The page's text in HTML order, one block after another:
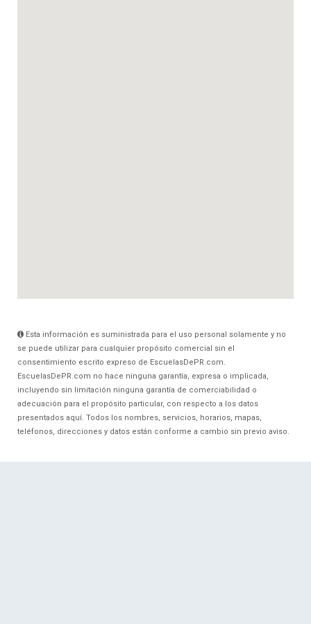
Esta información es suministrada para el uso personal solamente y no
se puede utilizar para cualquier propósito comercial sin el
consentimiento escrito expreso de EscuelasDePR.com.
EscuelasDePR.com no hace ninguna garantía, expresa o implicada,
incluyendo sin limitación ninguna garantía de comerciabilidad o
adecuación para el propósito particular, con respecto a los datos
presentados aquí. Todos los nombres, servicios, horarios, mapas,
teléfonos, direcciones y datos están conforme a cambio sin previo aviso.